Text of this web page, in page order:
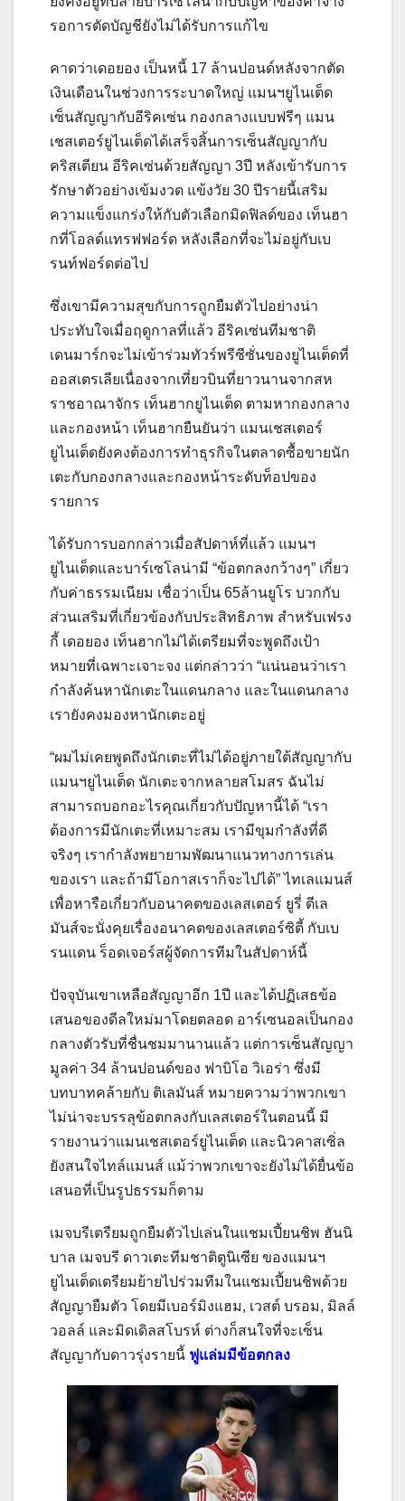
รอการตัดบัญชียังไม่ได้รับการแก้ไข
คาดว่าเดอยอง เป็นหนี้ 17 ล้านปอนด์หลังจากตัด
เงินเดือนในช่วงการระบาดใหญ่ แมนฯยูไนเต็ด
เซ็นสัญญากับอีริคเซ่น กองกลางแบบฟรีๆ แมน
เชสเตอร์ยูไนเต็ดได้เสร็จสิ้นการเซ็นสัญญากับ
คริสเตียน อีริคเซ่นด้วยสัญญา 3ปี หลังเข้ารับการ
รักษาตัวอย่างเข้มงวด แข้งวัย 30 ปีรายนี้เสริม
ความแข็งแกร่งให้กับตัวเลือกมิดฟิลด์ของ เท็นฮา
กที่โอลด์แทรฟฟอร์ด หลังเลือกที่จะไม่อยู่กับเบ
รนท์ฟอร์ดต่อไป
ซึ่งเขามีความสุขกับการถูกยืมตัวไปอย่างน่า
ประทับใจเมื่อฤดูกาลที่แล้ว อีริคเซ่นทีมชาติ
เดนมาร์กจะไม่เข้าร่วมทัวร์พรีซีซั่นของยูไนเต็ดที่
ออสเตรเลียเนื่องจากเที่ยวบินที่ยาวนานจากสห
ราชอาณาจักร เท็นฮากยูไนเต็ด ตามหากองกลาง
และกองหน้า เท็นฮากยืนยันว่า แมนเชสเตอร์
ยูไนเต็ดยังคงต้องการทําธุรกิจในตลาดซื้อขายนัก
เตะกับกองกลางและกองหน้าระดับท็อปของ
รายการ
ได้รับการบอกกล่าวเมื่อสัปดาห์ที่แล้ว แมนฯ
ยูไนเต็ดและบาร์เซโลน่ามี “ข้อตกลงกว้างๆ” เกี่ยว
กับค่าธรรมเนียม เชื่อว่าเป็น 65ล้านยูโร บวกกับ
ส่วนเสริมที่เกี่ยวข้องกับประสิทธิภาพ สําหรับเฟรง
กี้ เดอยอง เท็นฮากไม่ได้เตรียมที่จะพูดถึงเป้า
หมายที่เฉพาะเจาะจง แต่กล่าวว่า “แน่นอนว่าเรา
กําลังค้นหานักเตะในแดนกลาง และในแดนกลาง
เรายังคงมองหานักเตะอยู่
“ผมไม่เคยพูดถึงนักเตะที่ไม่ได้อยู่ภายใต้สัญญากับ
แมนฯยูไนเต็ด นักเตะจากหลายสโมสร ฉันไม่
สามารถบอกอะไรคุณเกี่ยวกับปัญหานี้ได้ “เรา
ต้องการมีนักเตะที่เหมาะสม เรามีขุมกําลังที่ดี
จริงๆ เรากําลังพยายามพัฒนาแนวทางการเล่น
ของเรา และถ้ามีโอกาสเราก็จะไปได้”ไทเลแมนส์
เพื่อหารือเกี่ยวกับอนาคตของเลสเตอร์ ยูรี่ ตีเล
มันส์จะนั่งคุยเรื่องอนาคตของเลสเตอร์ซิตี้ กับเบ
รนแดน ร็อดเจอร์สผู้จัดการทีมในสัปดาห์นี้
ปัจจุบันเขาเหลือสัญญาอีก 1ปี และได้ปฏิเสธข้อ
เสนอของดีลใหม่มาโดยตลอด อาร์เซนอลเป็นกอง
กลางตัวรับที่ชื่นชมมานานแล้ว แต่การเซ็นสัญญา
มูลค่า 34 ล้านปอนด์ของ ฟาบิโอ วิเอร่า ซึ่งมี
บทบาทคล้ายกับ ติเลมันส์ หมายความว่าพวกเขา
ไม่น่าจะบรรลุข้อตกลงกับเลสเตอร์ในตอนนี้ มี
รายงานว่าแมนเชสเตอร์ยูไนเต็ด และนิวคาสเซิ่ล
ยังสนใจไทล์แมนส์ แม้ว่าพวกเขาจะยังไม่ได้ยื่นข้อ
เสนอที่เป็นรูปธรรมก็ตาม
เมจบรีเตรียมถูกยืมตัวไปเล่นในแชมเปี้ยนชิพ ฮันนิ
บาล เมจบรี ดาวเตะทีมชาติตูนิเซีย ของแมนฯ
ยูไนเต็ดเตรียมย้ายไปร่วมทีมในแชมเปี้ยนชิพด้วย
สัญญายืมตัว โดยมีเบอร์มิงแฮม, เวสต์ บรอม, มิลล์
วอลล์ และมิดเดิลสโบรห์ ต่างก็สนใจที่จะเซ็น
สัญญากับดาวรุ่งรายนี้ ฟูแล่มมีข้อตกลง